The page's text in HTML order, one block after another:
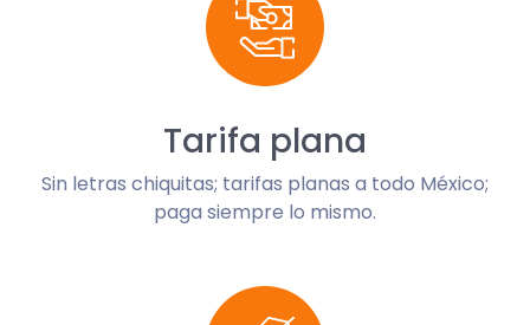
Tarifa plana
Sin letras chiquitas; tarifas planas a todo México;
paga siempre lo mismo.